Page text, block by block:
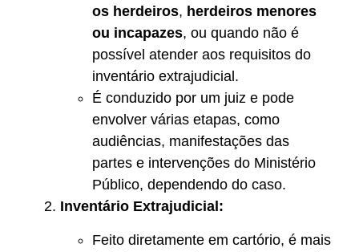
os herdeiros, herdeiros menores
ou incapazes, ou quando não é
possível atender aos requisitos do
inventário extrajudicial.
É conduzido por um juiz e pode
envolver várias etapas, como
audiências, manifestações das
partes e intervenções do Ministério
Público, dependendo do caso.
Inventário Extrajudicial:
Feito diretamente em cartório, é mais